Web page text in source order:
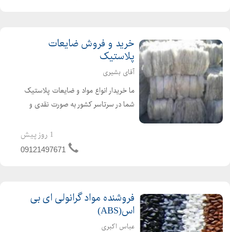
خرید و فروش ضایعات
پلاستیک
آقای بشیری
ما خریدار انواع مواد و ضایعات پلاستیک
شما در سرتاسر کشور به صورت نقدی و
انواع مواد و ضایعات پلاستیک خود
کافیست با ما تماس بگیرید. مواد اولیه
1 روز پیش
09121497671
فروشنده مواد گرانولی ای بی
اس(ABS)
عباس اکبری